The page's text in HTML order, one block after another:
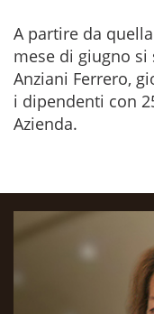
A partire da
mese di giugno si
Anziani Ferrero,
i dipendenti con
Azienda.